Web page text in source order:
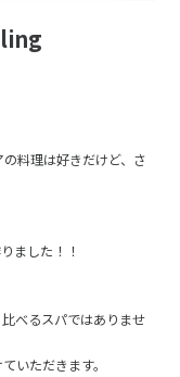
料理は好きだけど、さ
ました！！
べるスパではありませ
いただきます。